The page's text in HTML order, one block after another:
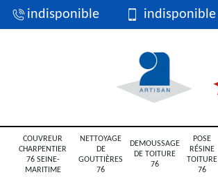
indisponible indisponible
COUVREUR
CHARPENTIER
76 SEINE-
MARITIME
NETTOYAGE
DE
GOUTTIÈRES
76
DEMOUSSAGE
DE TOITURE
76
POSE
RÉSINE
TOITURE
76